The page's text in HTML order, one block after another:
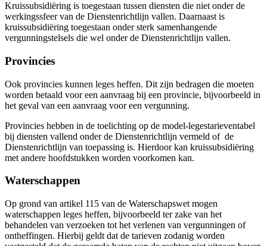
Kruissubsidiëring is toegestaan tussen diensten die niet onder de
werkingssfeer van de Dienstenrichtlijn vallen. Daarnaast is
kruissubsidiëring toegestaan onder sterk samenhangende
vergunningstelsels die wel onder de Dienstenrichtlijn vallen.
Provincies
Ook provincies kunnen leges heffen. Dit zijn bedragen die moeten
worden betaald voor een aanvraag bij een provincie, bijvoorbeeld in
het geval van een aanvraag voor een vergunning.
Provincies hebben in de toelichting op de model-legestarieventabel
bij diensten vallend onder de Dienstenrichtlijn vermeld of de
Dienstenrichtlijn van toepassing is. Hierdoor kan kruissubsidiëring
met andere hoofdstukken worden voorkomen kan.
Waterschappen
Op grond van artikel 115 van de Waterschapswet mogen
waterschappen leges heffen, bijvoorbeeld ter zake van het
behandelen van verzoeken tot het verlenen van vergunningen of
ontheffingen. Hierbij geldt dat de tarieven zodanig worden